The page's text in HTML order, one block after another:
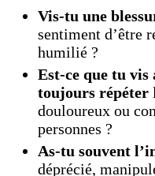
Vis-tu une
sentiment d’être
humilié ?
Est-ce que tu vis
toujours répéter
douloureux ou
personnes ?
As-tu souvent
déprécié,